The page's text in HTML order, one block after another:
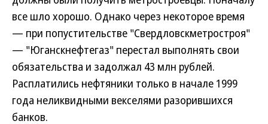
все шло хорошо. Однако через некоторое время
— при попустительстве "Свердловскметростроя"
— "Юганскнефтегаз" перестал выполнять свои
обязательства и задолжал 43 млн рублей.
Расплатились нефтяники только в начале 1999
года неликвидными векселями разорившихся
банков.